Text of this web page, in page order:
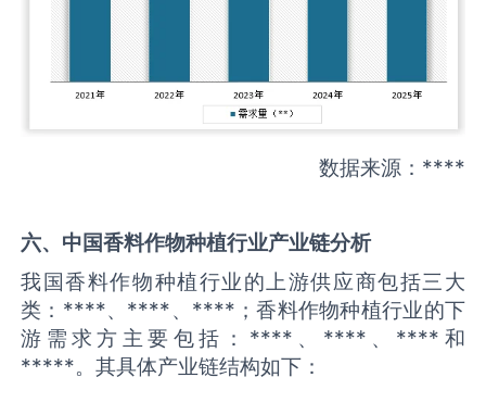
数据来源：****
六、中国香料作物种植行业产业链分析
我国香料作物种植行业的上游供应商包括三大
类：****、****、****；香料作物种植行业的下
游需求方主要包括：****、****、****和
*****。其具体产业链结构如下：